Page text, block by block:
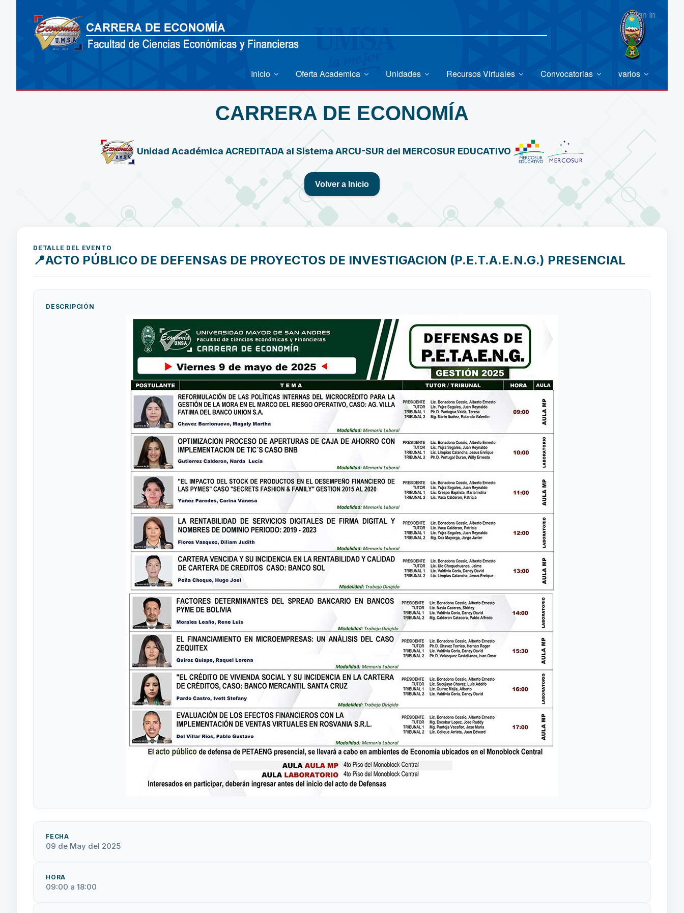
Sign In
Inicio Oferta Academica Unidades Recursos Virtuales Convocatorias varios
CARRERA DE ECONOMÍA
Unidad Académica ACREDITADA al Sistema ARCU-SUR del MERCOSUR EDUCATIVO
Volver a Inicio
DETALLE DEL EVENTO
📍ACTO PÚBLICO DE DEFENSAS DE PROYECTOS DE INVESTIGACION (P.E.T.A.E.N.G.) PRESENCIAL
DESCRIPCIÓN
FECHA
09 de May del 2025
HORA
09:00 a 18:00